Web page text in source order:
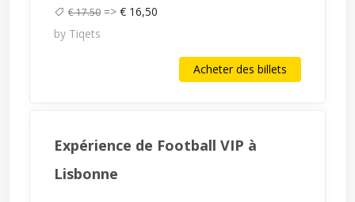
€ 17.50 => € 16,50
by Tiqets
Acheter des billets
Expérience de Football VIP à
Lisbonne